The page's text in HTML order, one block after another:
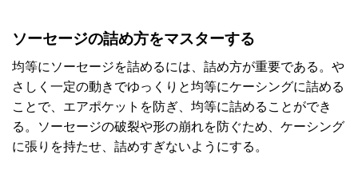
ソーセージの詰め方をマスターする
均等にソーセージを詰めるには、詰め方が重要である。や
さしく一定の動きでゆっくりと均等にケーシングに詰める
ことで、エアポケットを防ぎ、均等に詰めることができ
る。ソーセージの破裂や形の崩れを防ぐため、ケーシング
に張りを持たせ、詰めすぎないようにする。